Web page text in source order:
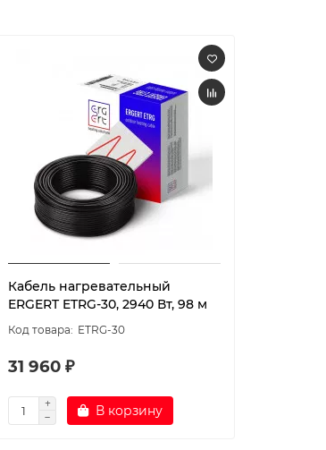
Кабель нагревательный
ERGERT ETRG-30, 2940 Вт, 98 м
ETRG-30
31 960 ₽
В корзину